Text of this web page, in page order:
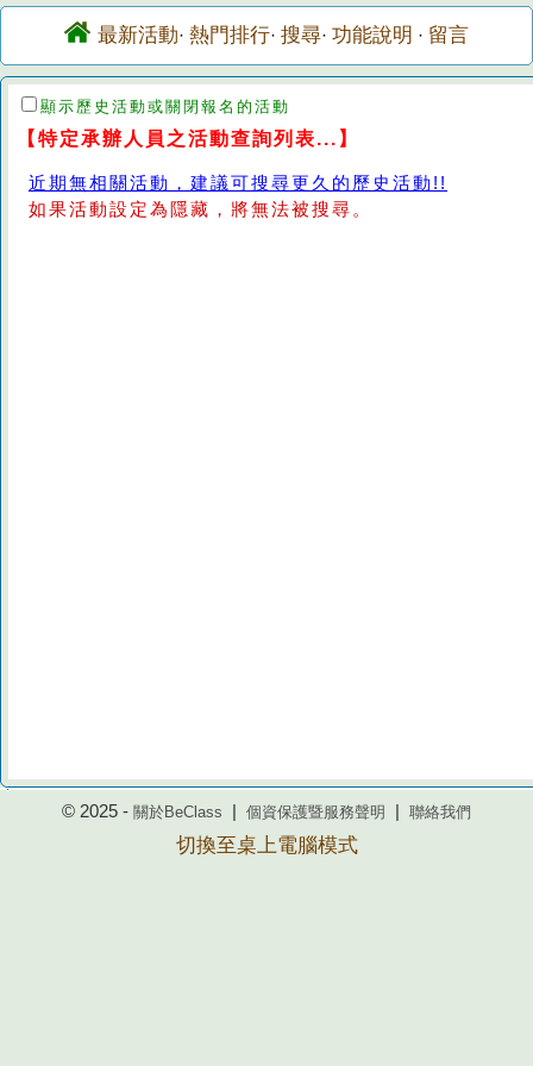
最新活動· 熱門排行· 搜尋· 功能說明 · 留言
顯示歷史活動或關閉報名的活動
【特定承辦人員之活動查詢列表...】
近期無相關活動，建議可搜尋更久的歷史活動!!
如果活動設定為隱藏，將無法被搜尋。
© 2025 - 關於BeClass 個資保護暨服務聲明 聯絡我們
切換至桌上電腦模式